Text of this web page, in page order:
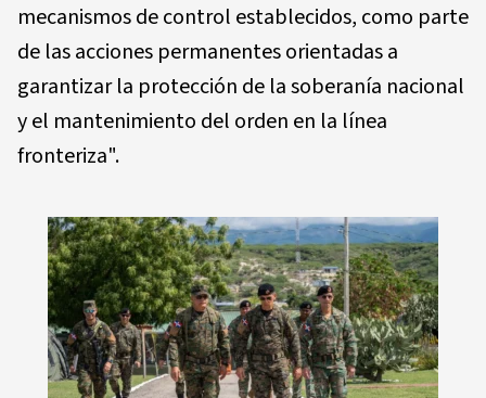
mecanismos de control establecidos, como parte
de las acciones permanentes orientadas a
garantizar la protección de la soberanía nacional
y el mantenimiento del orden en la línea
fronteriza".